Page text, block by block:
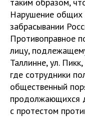
Нарушение общих
забрасывании
Противоправное
лицу,
Таллинне, ул.
где сотрудники
общественный
продолжающихся
с протестом